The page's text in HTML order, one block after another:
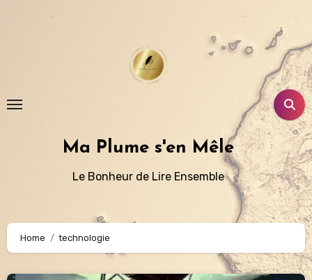
Ma Plume s'en Mêle
Le Bonheur de Lire Ensemble
Home technologie